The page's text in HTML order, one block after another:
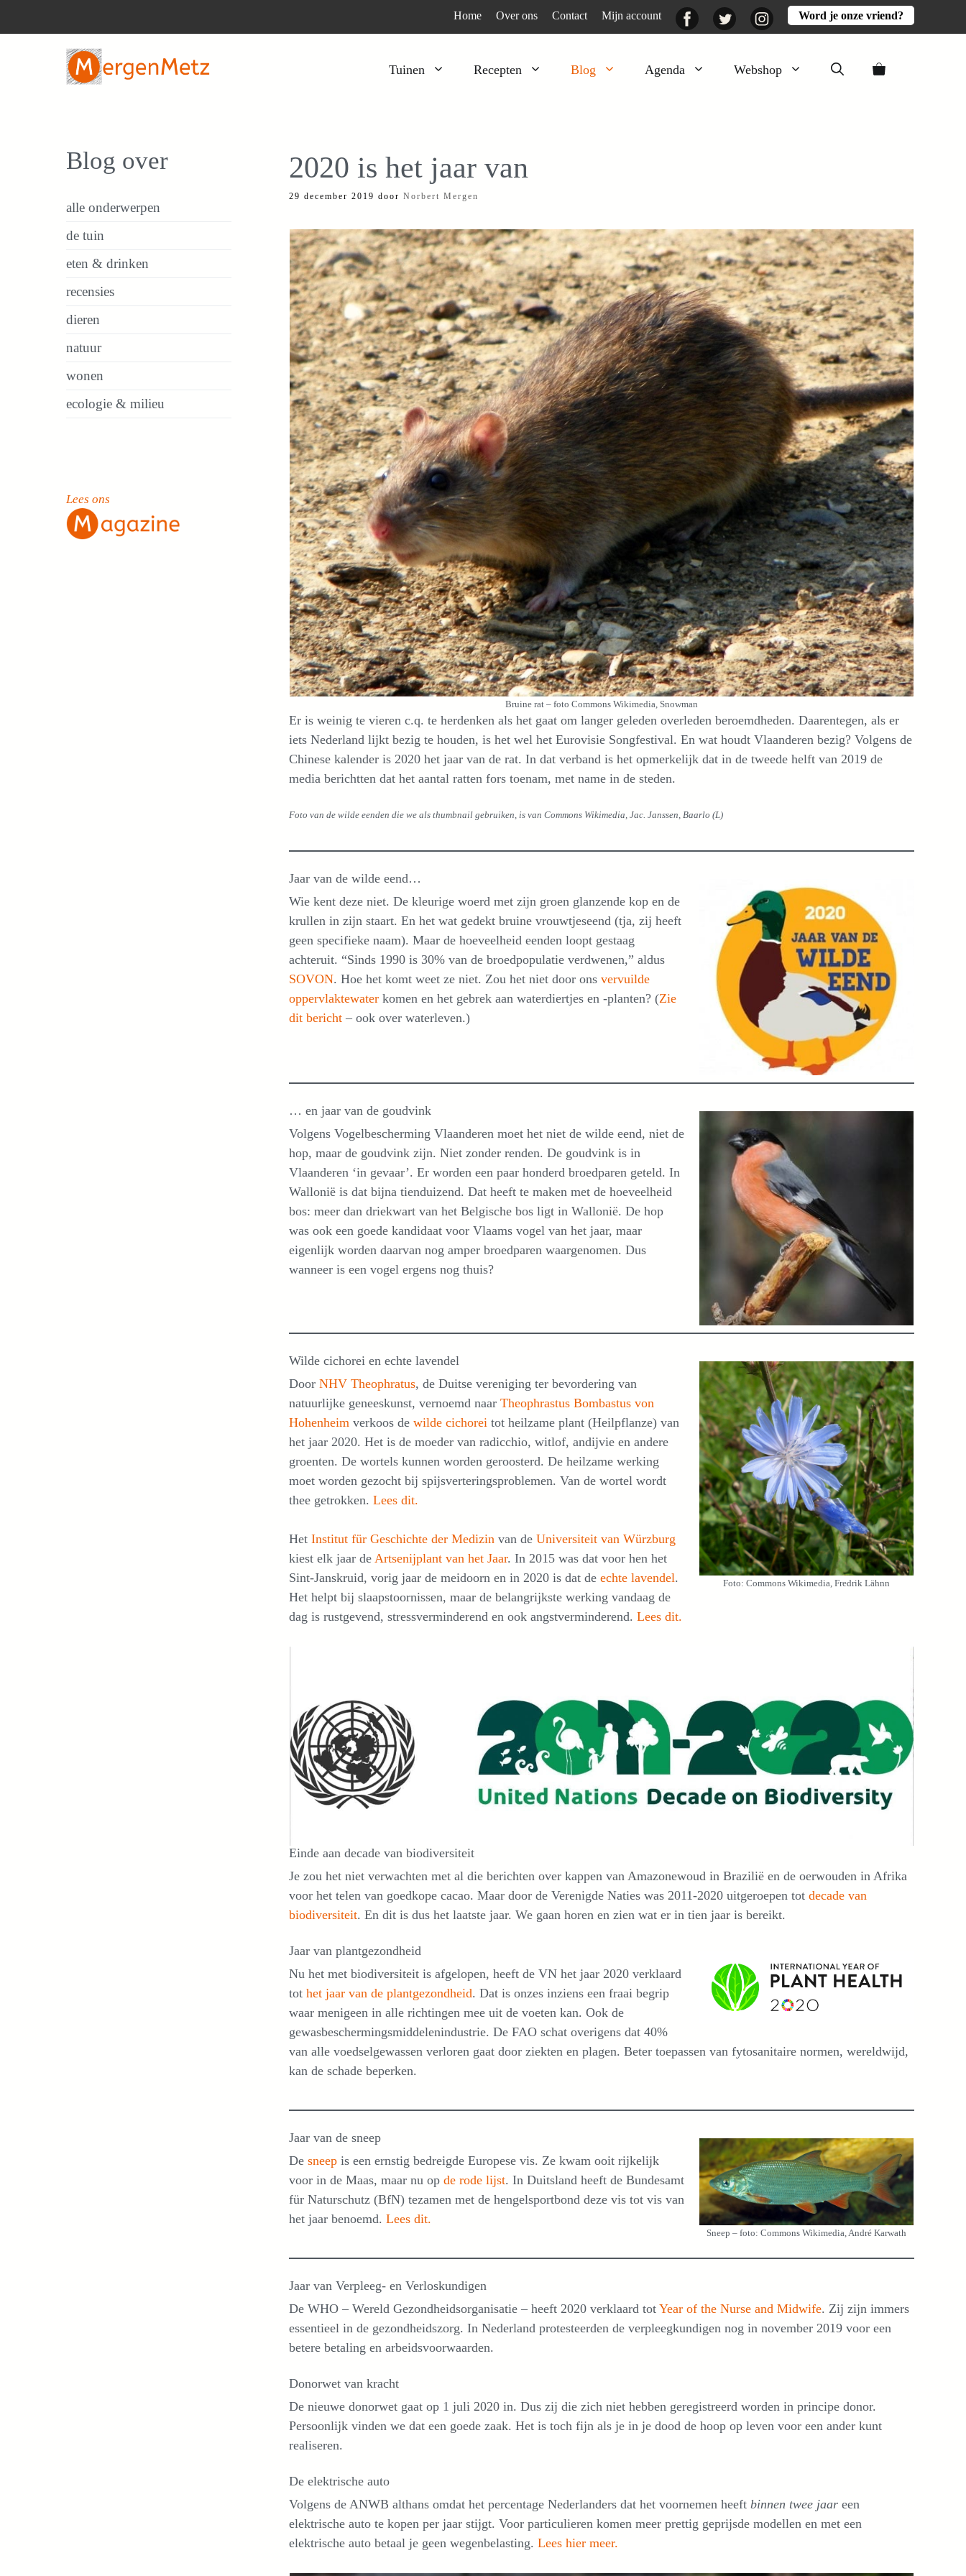
Home Over ons Contact Mijn account FacebookTwitter InstagramWord je onze vriend?
Tuinen Recepten Blog Agenda Webshop
Kruiden
Moestuin
Voedselbos Wortelgroenten
Bladgroenten
Lekker
2020 is het jaar van
29 december 2019 door Norbert Mergen
Bruine rat – foto Commons Wikimedia, Snowman
Er is weinig te vieren c.q. te herdenken als het gaat om langer geleden overleden beroemdheden. Daarentegen, als er
iets Nederland lijkt bezig te houden, is het wel het Eurovisie Songfestival. En wat houdt Vlaanderen bezig? Volgens de
Chinese kalender is 2020 het jaar van de rat. In dat verband is het opmerkelijk dat in de tweede helft van 2019 de
media berichtten dat het aantal ratten fors toenam, met name in de steden.
Foto van de wilde eenden die we als thumbnail gebruiken, is van Commons Wikimedia, Jac. Janssen, Baarlo (L)
Jaar van de wilde eend…
Wie kent deze niet. De kleurige woerd met zijn groen glanzende kop en de
krullen in zijn staart. En het wat gedekt bruine vrouwtjeseend (tja, zij heeft
geen specifieke naam). Maar de hoeveelheid eenden loopt gestaag
achteruit. “Sinds 1990 is 30% van de broedpopulatie verdwenen,” aldus
SOVON. Hoe het komt weet ze niet. Zou het niet door ons vervuilde
oppervlaktewater komen en het gebrek aan waterdiertjes en -planten? (Zie
dit bericht – ook over waterleven.)
… en jaar van de goudvink
Volgens Vogelbescherming Vlaanderen moet het niet de wilde eend, niet de
hop, maar de goudvink zijn. Niet zonder renden. De goudvink is in
Vlaanderen ‘in gevaar’. Er worden een paar honderd broedparen geteld. In
Wallonië is dat bijna tienduizend. Dat heeft te maken met de hoeveelheid
bos: meer dan driekwart van het Belgische bos ligt in Wallonië. De hop
was ook een goede kandidaat voor Vlaams vogel van het jaar, maar
eigenlijk worden daarvan nog amper broedparen waargenomen. Dus
wanneer is een vogel ergens nog thuis?
Foto: Commons Wikimedia, Fredrik Lähnn
Wilde cichorei en echte lavendel
Door NHV Theophratus, de Duitse vereniging ter bevordering van
natuurlijke geneeskunst, vernoemd naar Theophrastus Bombastus von
Hohenheim verkoos de wilde cichorei tot heilzame plant (Heilpflanze) van
het jaar 2020. Het is de moeder van radicchio, witlof, andijvie en andere
groenten. De wortels kunnen worden geroosterd. De heilzame werking
moet worden gezocht bij spijsverteringsproblemen. Van de wortel wordt
thee getrokken. Lees dit.
Het Institut für Geschichte der Medizin van de Universiteit van Würzburg
kiest elk jaar de Artsenijplant van het Jaar. In 2015 was dat voor hen het
Sint-Janskruid, vorig jaar de meidoorn en in 2020 is dat de echte lavendel.
Het helpt bij slaapstoornissen, maar de belangrijkste werking vandaag de
dag is rustgevend, stressverminderend en ook angstverminderend. Lees dit.
Einde aan decade van biodiversiteit
Je zou het niet verwachten met al die berichten over kappen van Amazonewoud in Brazilië en de oerwouden in Afrika
voor het telen van goedkope cacao. Maar door de Verenigde Naties was 2011-2020 uitgeroepen tot decade van
biodiversiteit. En dit is dus het laatste jaar. We gaan horen en zien wat er in tien jaar is bereikt.
Jaar van plantgezondheid
Nu het met biodiversiteit is afgelopen, heeft de VN het jaar 2020 verklaard
tot het jaar van de plantgezondheid. Dat is onzes inziens een fraai begrip
waar menigeen in alle richtingen mee uit de voeten kan. Ook de
gewasbeschermingsmiddelenindustrie. De FAO schat overigens dat 40%
van alle voedselgewassen verloren gaat door ziekten en plagen. Beter toepassen van fytosanitaire normen, wereldwijd,
kan de schade beperken.
Sneep – foto: Commons Wikimedia, André Karwath
Jaar van de sneep
De sneep is een ernstig bedreigde Europese vis. Ze kwam ooit rijkelijk
voor in de Maas, maar nu op de rode lijst. In Duitsland heeft de Bundesamt
für Naturschutz (BfN) tezamen met de hengelsportbond deze vis tot vis van
het jaar benoemd. Lees dit.
Jaar van Verpleeg- en Verloskundigen
De WHO – Wereld Gezondheidsorganisatie – heeft 2020 verklaard tot Year of the Nurse and Midwife. Zij zijn immers
essentieel in de gezondheidszorg. In Nederland protesteerden de verpleegkundigen nog in november 2019 voor een
betere betaling en arbeidsvoorwaarden.
Donorwet van kracht
De nieuwe donorwet gaat op 1 juli 2020 in. Dus zij die zich niet hebben geregistreerd worden in principe donor.
Persoonlijk vinden we dat een goede zaak. Het is toch fijn als je in je dood de hoop op leven voor een ander kunt
realiseren.
De elektrische auto
Volgens de ANWB althans omdat het percentage Nederlanders dat het voornemen heeft binnen twee jaar een
elektrische auto te kopen per jaar stijgt. Voor particulieren komen meer prettig geprijsde modellen en met een
elektrische auto betaal je geen wegenbelasting. Lees hier meer.
Blog over
alle onderwerpen
de tuin
eten & drinken
recensies
dieren
natuur
wonen
ecologie & milieu
Lees ons